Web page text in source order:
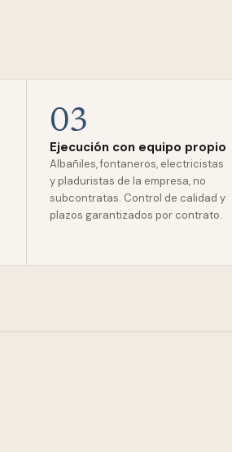
03
Ejecución con equipo propio
Albañiles, fontaneros, electricistas
y pladuristas de la empresa, no
subcontratas. Control de calidad y
plazos garantizados por contrato.